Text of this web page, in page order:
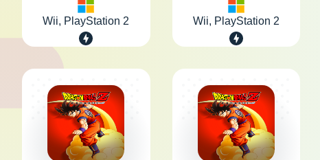
Wii, PlayStation 2 Wii, PlayStation 2